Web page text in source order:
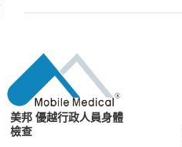
美邦 優越行政人員身體
檢查